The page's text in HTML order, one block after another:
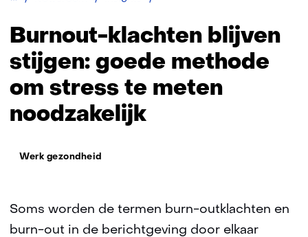
blijven
stijgen:
ontwikkelen
van
goede
methode
Burnout-klachten blijven
stijgen: goede methode
om stress te meten
noodzakelijk
Thema:
Werk gezondheid
Soms worden de termen burn-outklachten en
burn-out in de berichtgeving door elkaar